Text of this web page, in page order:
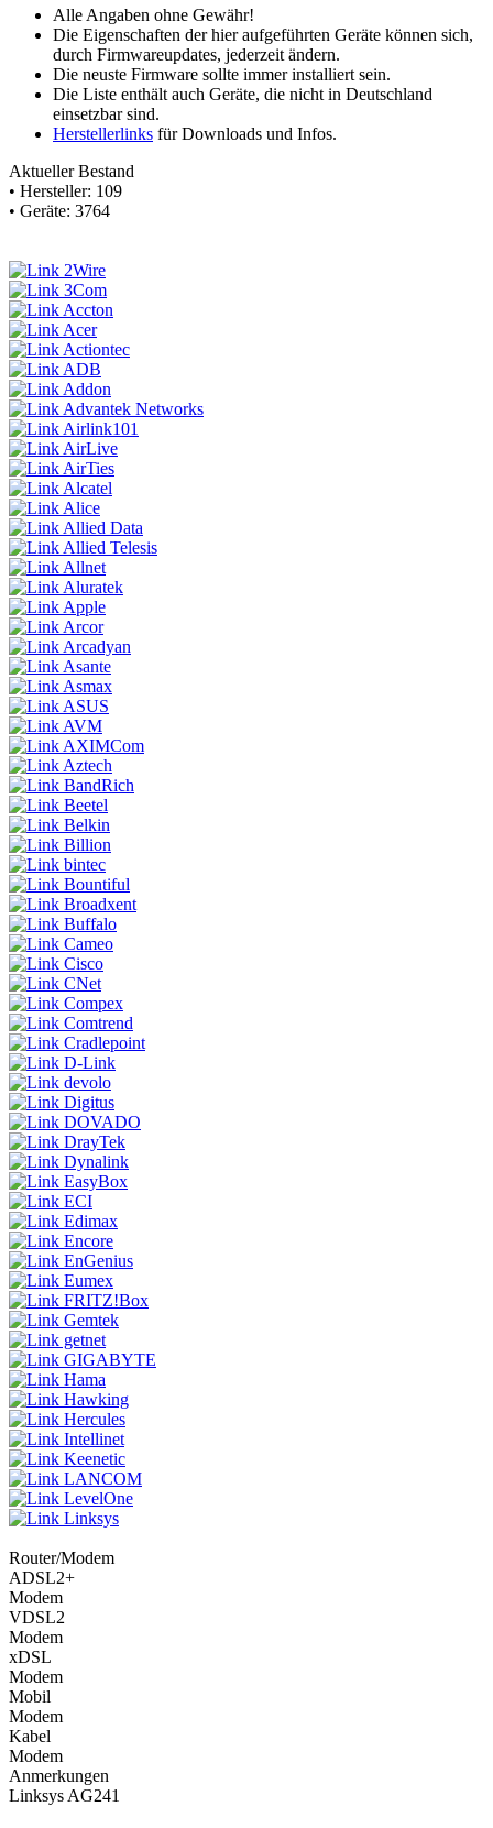
Alle Angaben ohne Gewähr!
Die Eigenschaften der hier aufgeführten Geräte können sich,
durch Firmwareupdates, jederzeit ändern.
Die neuste Firmware sollte immer installiert sein.
Die Liste enthält auch Geräte, die nicht in Deutschland
einsetzbar sind.
Herstellerlinks für Downloads und Infos.
Aktueller Bestand
• Hersteller: 109
• Geräte: 3764
2Wire
3Com
Accton
Acer
Actiontec
ADB
Addon
Advantek Networks
Airlink101
AirLive
AirTies
Alcatel
Alice
Allied Data
Allied Telesis
Allnet
Aluratek
Apple
Arcor
Arcadyan
Asante
Asmax
ASUS
AVM
AXIMCom
Aztech
BandRich
Beetel
Belkin
Billion
bintec
Bountiful
Broadxent
Buffalo
Cameo
Cisco
CNet
Compex
Comtrend
Cradlepoint
D-Link
devolo
Digitus
DOVADO
DrayTek
Dynalink
EasyBox
ECI
Edimax
Encore
EnGenius
Eumex
FRITZ!Box
Gemtek
getnet
GIGABYTE
Hama
Hawking
Hercules
Intellinet
Keenetic
LANCOM
LevelOne
Linksys
Router/Modem
ADSL2+
Modem
VDSL2
Modem
xDSL
Modem
Mobil
Modem
Kabel
Modem
Anmerkungen
Linksys AG241